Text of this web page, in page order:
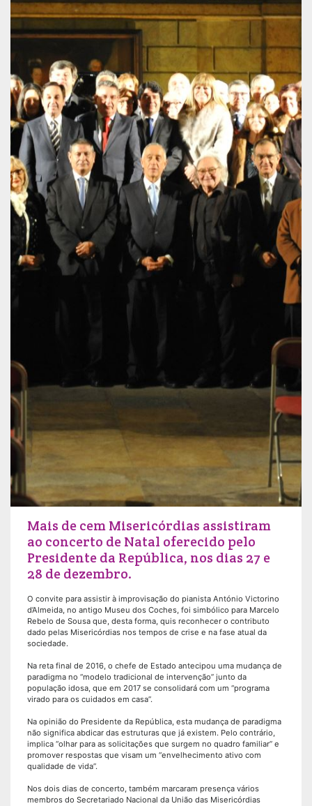
​Mais de cem Misericórdias assistiram
ao concerto de Natal oferecido pelo
Presidente da República, nos dias 27 e
28 de dezembro.
​O convite para assistir à improvisação do pianista António Victorino
d’Almeida, no antigo Museu dos Coches, foi simbólico para Marcelo
Rebelo de Sousa que, desta forma, quis reconhecer o contributo
dado pelas Misericórdias nos tempos de crise e na fase atual da
sociedade.
Na reta final de 2016, o chefe de Estado antecipou uma mudança de
paradigma no “modelo tradicional de intervenção” junto da
população idosa, que em 2017 se consolidará com um “programa
virado para os cuidados em casa”.
Na opinião do Presidente da República, esta mudança de paradigma
não significa abdicar das estruturas que já existem. Pelo contrário,
implica “olhar para as solicitações que surgem no quadro familiar” e
promover respostas que visam um “envelhecimento ativo com
qualidade de vida”.
Nos dois dias de concerto, também marcaram presença vários
membros do Secretariado Nacional da União das Misericórdias